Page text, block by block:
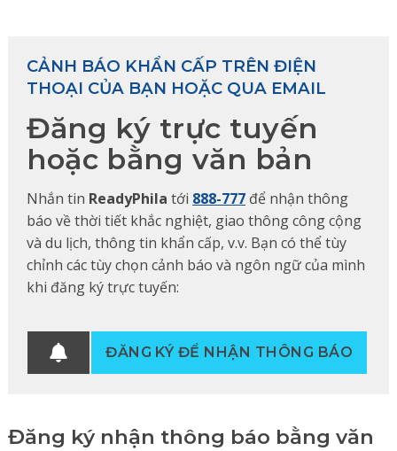
CẢNH BÁO KHẨN CẤP TRÊN ĐIỆN
THOẠI CỦA BẠN HOẶC QUA EMAIL
Đăng ký trực tuyến
hoặc bằng văn bản
Nhắn tin ReadyPhila tới 888-777 để nhận thông
báo về thời tiết khắc nghiệt, giao thông công cộng
và du lịch, thông tin khẩn cấp, v.v. Bạn có thể tùy
chỉnh các tùy chọn cảnh báo và ngôn ngữ của mình
khi đăng ký trực tuyến:
ĐĂNG KÝ ĐỂ NHẬN THÔNG BÁO
Đăng ký nhận thông báo bằng văn